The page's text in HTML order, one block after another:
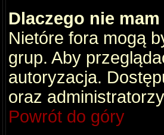
Dlaczego nie
Nietóre fora mogą
grup. Aby
autoryzacja.
oraz
Powrót do góry